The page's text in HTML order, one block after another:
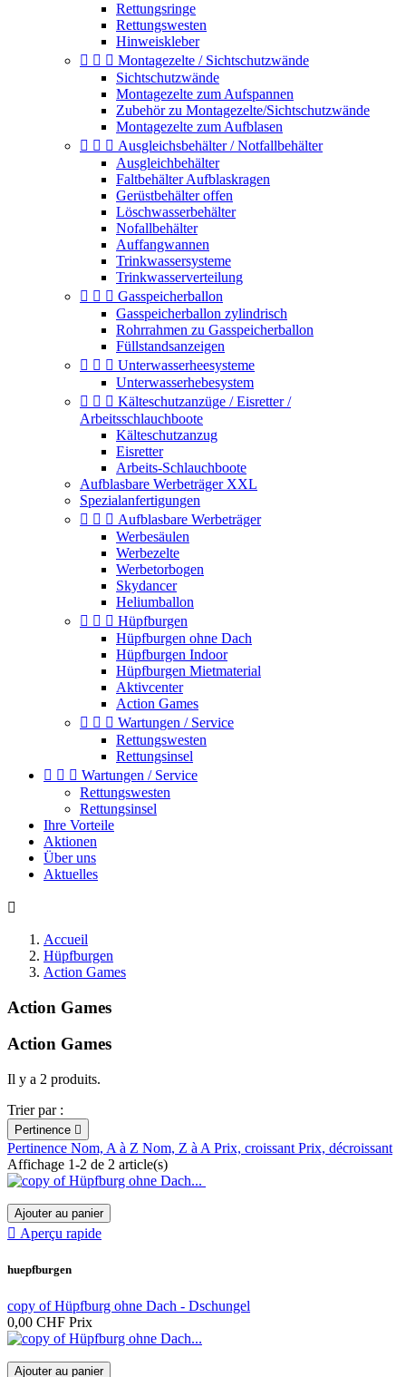
Rettungsringe
Rettungswesten
Hinweiskleber
   Montagezelte / Sichtschutzwände
Sichtschutzwände
Montagezelte zum Aufspannen
Zubehör zu Montagezelte/Sichtschutzwände
Montagezelte zum Aufblasen
   Ausgleichsbehälter / Notfallbehälter
Ausgleichbehälter
Faltbehälter Aufblaskragen
Gerüstbehälter offen
Löschwasserbehälter
Nofallbehälter
Auffangwannen
Trinkwassersysteme
Trinkwasserverteilung
   Gasspeicherballon
Gasspeicherballon zylindrisch
Rohrrahmen zu Gasspeicherballon
Füllstandsanzeigen
   Unterwasserheesysteme
Unterwasserhebesystem
   Kälteschutzanzüge / Eisretter /
Arbeitsschlauchboote
Kälteschutzanzug
Eisretter
Arbeits-Schlauchboote
Aufblasbare Werbeträger XXL
Spezialanfertigungen
   Aufblasbare Werbeträger
Werbesäulen
Werbezelte
Werbetorbogen
Skydancer
Heliumballon
   Hüpfburgen
Hüpfburgen ohne Dach
Hüpfburgen Indoor
Hüpfburgen Mietmaterial
Aktivcenter
Action Games
   Wartungen / Service
Rettungswesten
Rettungsinsel
   Wartungen / Service
Rettungswesten
Rettungsinsel
Ihre Vorteile
Aktionen
Über uns
Aktuelles

Accueil
Hüpfburgen
Action Games
Action Games
Action Games
Il y a 2 produits.
Trier par :
Pertinence 
Pertinence Nom, A à Z Nom, Z à A Prix, croissant Prix, décroissant
Affichage 1-2 de 2 article(s)
Ajouter au panier
 Aperçu rapide
huepfburgen
copy of Hüpfburg ohne Dach - Dschungel
0,00 CHF Prix
Ajouter au panier